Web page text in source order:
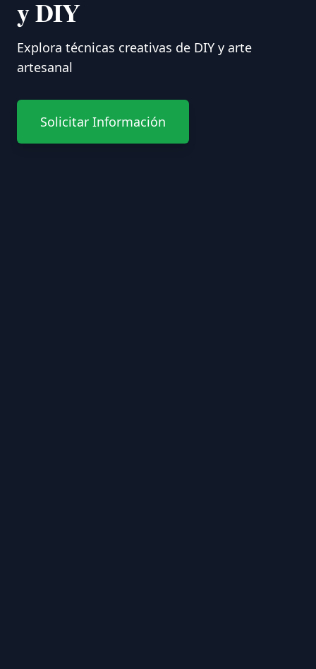
y DIY
Explora técnicas creativas de DIY y arte
artesanal
Solicitar Información